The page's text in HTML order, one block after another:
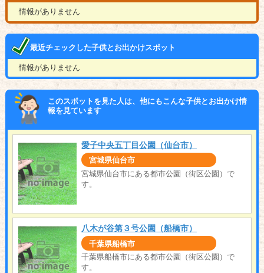
情報がありません
最近チェックした子供とお出かけスポット
情報がありません
このスポットを見た人は、他にもこんな子供とお出かけ情
報を見ています
愛子中央五丁目公園（仙台市）
宮城県仙台市
宮城県仙台市にある都市公園（街区公園）で
す。
八木が谷第３号公園（船橋市）
千葉県船橋市
千葉県船橋市にある都市公園（街区公園）で
す。